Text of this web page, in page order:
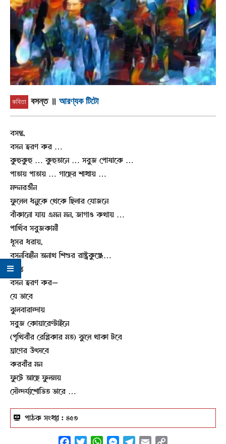
কবিতা বসন্ত ॥ আরণ্যক টিটো
বসন্ত,
বসন ত্বরণ কর …
কুহুকুহু … কুহুতানে … সবুজ পোষাকে …
পাতায় পাতায় … গাছের শাখায় …
মদনরঙীন
ফুলেল ধনুকে থেকে ছিলার যোজনে
বাঁকানো যায় এমন মন, জাগাও কথায় …
পার্থিব সবুজকামী
ধূসর ধরায়,
বসনবিহীন অনাথ শিশুর রাষ্ট্রকুঞ্জে…
বসন্ত
বসন ত্বরণ কর—
যে ভাবে
ঝুলবারান্দায়
সবুজ কোয়ারেণ্টাইনে
(পৃথিবীর রেপ্লিকার মত) ঝুলে থাকা টবে
ঘ্রাণের উৎসবে
করবীর মন
ফুটে আছে ফুলময়
সৌন্দর্য্যশোভিত ভারে …
পাঠক সংখ্যা : ৪৫৩